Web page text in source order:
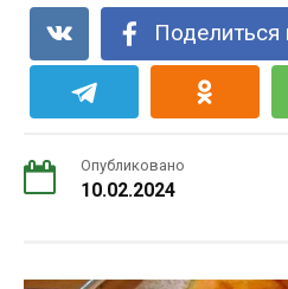
Поделиться
Опубликовано
10.02.2024